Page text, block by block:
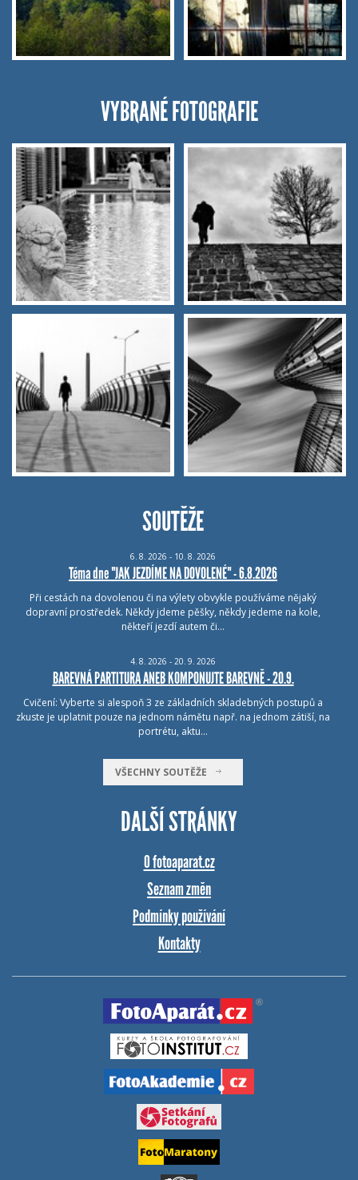
VYBRANÉ FOTOGRAFIE
SOUTĚŽE
6. 8. 2026 - 10. 8. 2026
Téma dne "JAK JEZDÍME NA DOVOLENÉ" - 6.8.2026
Při cestách na dovolenou či na výlety obvykle používáme nějaký
dopravní prostředek. Někdy jdeme pěšky, někdy jedeme na kole,
někteří jezdí autem či…
4. 8. 2026 - 20. 9. 2026
BAREVNÁ PARTITURA ANEB KOMPONUJTE BAREVNĚ - 20.9.
Cvičení: Vyberte si alespoň 3 ze základních skladebných postupů a
zkuste je uplatnit pouze na jednom námětu např. na jednom zátiší, na
portrétu, aktu…
VŠECHNY SOUTĚŽE
DALŠÍ STRÁNKY
O fotoaparat.cz
Seznam změn
Podmínky používání
Kontakty